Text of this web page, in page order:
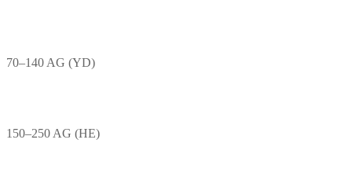
70–140 AG (YD)
150–250 AG (HE)